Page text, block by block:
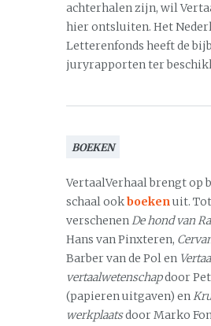
achterhalen zijn, wil
hier ontsluiten. Het
Letterenfonds heeft de
juryrapporten ter
BOEKEN
VertaalVerhaal brengt op
schaal ookboekenuit.
verschenenDe hond van
Hans van Pinxteren,
Barber van de Pol en
vertaalwetenschapdoor
(papieren uitgaven) en
werkplaatsdoor Marko